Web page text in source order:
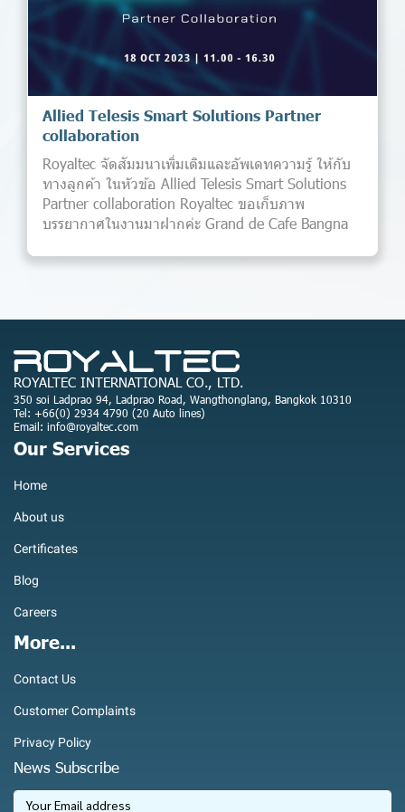
Allied Telesis Smart Solutions Partner
collaboration
Royaltec จัดสัมมนาเพิ่มเติมและอัพเดทความรู้ ให้กับ
ทางลูกค้า ในหัวข้อ Allied Telesis Smart Solutions
Partner collaboration Royaltec ขอเก็บภาพ
บรรยากาศในงานมาฝากค่ะ Grand de Cafe Bangna
ROYALTEC INTERNATIONAL CO., LTD.
350 soi Ladprao 94, Ladprao Road, Wangthonglang, Bangkok 10310
Tel: +66(0) 2934 4790 (20 Auto lines)
Email: info@royaltec.com
Our Services
Home
About us
Certificates
Blog
Careers
More...
Contact Us
Customer Complaints
Privacy Policy
News Subscribe